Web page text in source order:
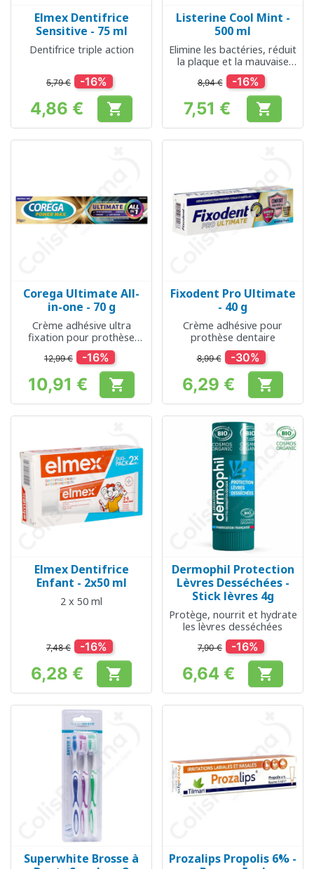
Elmex Dentifrice
Sensitive - 75 ml
Dentifrice triple action
5,79 € -16%
Prix
4,86 € 
Listerine Cool Mint -
500 ml
Elimine les bactéries, réduit
la plaque et la mauvaise
haleine
8,94 € -16%
Prix
7,51 € 
Corega Ultimate All-
in-one - 70 g
Crème adhésive ultra
fixation pour prothèse
dentaire
12,99 € -16%
Prix
10,91 € 
Fixodent Pro Ultimate
- 40 g
Crème adhésive pour
prothèse dentaire
8,99 € -30%
Prix
6,29 € 
Elmex Dentifrice
Enfant - 2x50 ml
2 x 50 ml
7,48 € -16%
Prix
6,28 € 
Dermophil Protection
Lèvres Desséchées -
Stick lèvres 4g
Protège, nourrit et hydrate
les lèvres desséchées
7,90 € -16%
Prix
6,64 € 
Superwhite Brosse à
Prozalips Propolis 6% -